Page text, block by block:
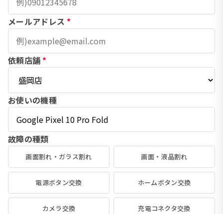
メールアドレス *
依頼店舗 *
お使いの機種
故障の種類
画面割れ・ガラス割れ 画面・液晶割れ
電源ボタン交換 ホームボタン交換
カメラ交換 充電コネクタ交換